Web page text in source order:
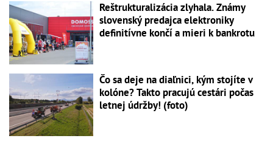
Reštrukturalizácia zlyhala. Známy
slovenský predajca elektroniky
definitívne končí a mieri k bankrotu
Čo sa deje na diaľnici, kým stojíte v
kolóne? Takto pracujú cestári počas
letnej údržby! (foto)